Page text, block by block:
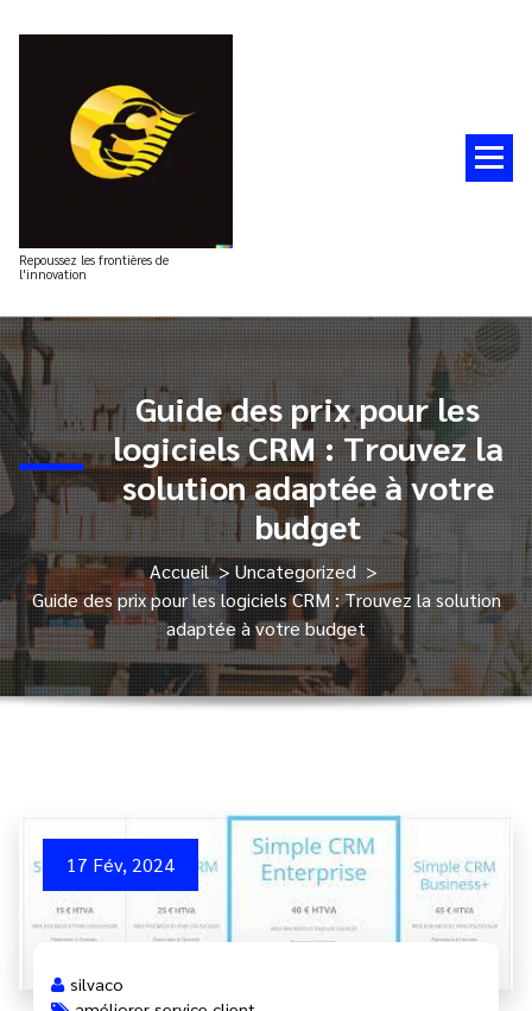
Repoussez les frontières de
l'innovation
Guide des prix pour les
logiciels CRM : Trouvez la
solution adaptée à votre
budget
Accueil>Uncategorized>
Guide des prix pour les logiciels CRM : Trouvez la solution
adaptée à votre budget
17 Fév, 2024
silvaco